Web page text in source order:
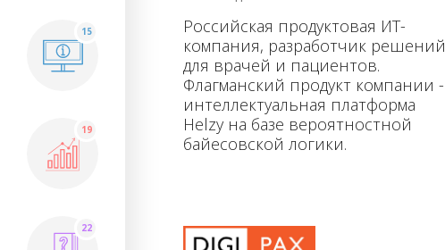
15
19
22
Российская продуктовая ИТ-
компания, разработчик решений
для врачей и пациентов.
Флагманский продукт компании -
интеллектуальная платформа
Helzy на базе вероятностной
байесовской логики.